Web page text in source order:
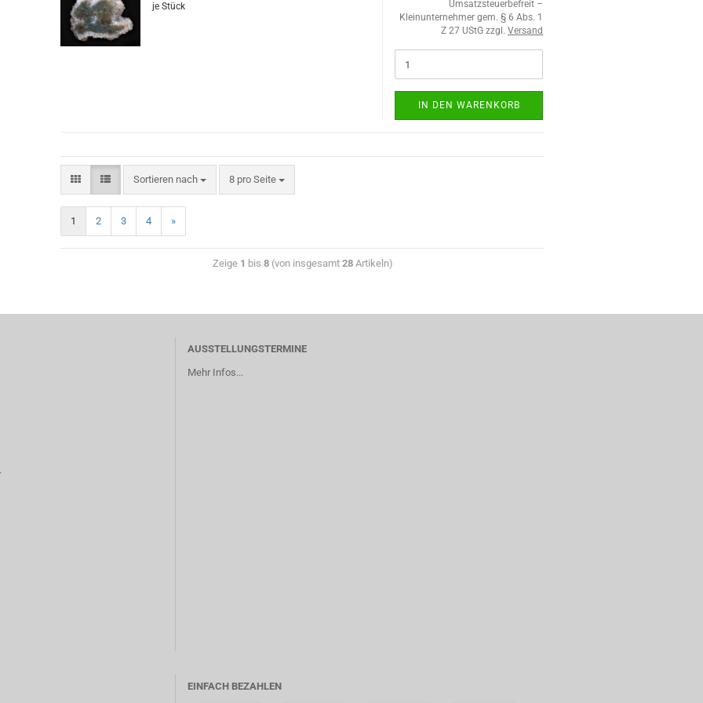
je Stück
Umsatzsteuerbefreit –
Kleinunternehmer gem. § 6 Abs. 1
Z 27 UStG zzgl.Versand
IN DEN WARENKORB
Sortieren nach 8 pro Seite
1 2 3 4 »
Zeige 1 bis 8(von insgesamt 28Artikeln)
AUSSTELLUNGSTERMINE
Mehr Infos...
EINFACH BEZAHLEN